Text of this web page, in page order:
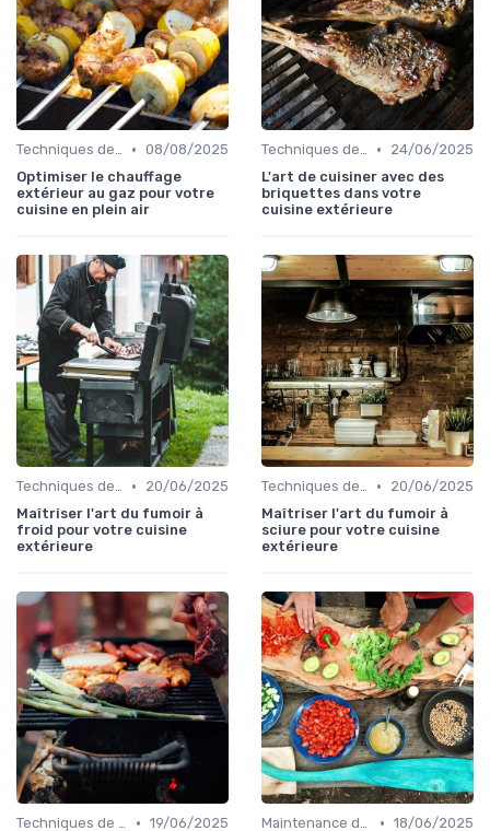
Techniques de Cuisson en Plein Air • 08/08/2025
Optimiser le chauffage
extérieur au gaz pour votre
cuisine en plein air
Techniques de Cuisson en Plein Air •
24/06/2025
L'art de cuisiner avec des
briquettes dans votre
cuisine extérieure
Techniques de Cuisson en Plein Air •
20/06/2025
Maîtriser l'art du fumoir à
froid pour votre cuisine
extérieure
Techniques de Cuisson en Plein Air •
20/06/2025
Maîtriser l'art du fumoir à
sciure pour votre cuisine
extérieure
Techniques de Cuisson en Plein Air • 19/06/2025
Maintenance des Équipements • 18/06/2025